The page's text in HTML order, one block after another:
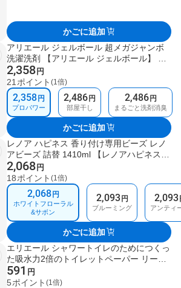
かごに追加
アリエール ジェルボール 超メガジャンボ
洗濯洗剤 【アリエール ジェルボール】 プ
ロパワー 62個入 / レギュラー 洗浄消臭 73
個入 / 部屋干し 73個入
2,358 円
21 ポイント (1倍)
2,358 円
プロパワー
2,486 円
部屋干し
2,486 円
まるごと洗剤消臭
かごに追加
レノア ハピネス 香り付け専用ビーズ レノ
アビーズ 詰替 1410ml 【レノアハピネス
アロマジュエル】 フローラル&サボン / ホ
ワイトムスク / アンティークローズ / パス
テルフローラル / ブルーミングブロッサム /
ホワイトティー
2,068 円
18ポイント (1倍)
2,068 円
ホワイトフローラル
&サボン
2,093 円
ブルーミング
2,093
アンティ
かごに追加
エリエール シャワートイレのためにつくっ
た吸水力2倍のトイレットペーパー リーフ
柄 12ロール 【エリエール】 トイレットペ
ーパー
591 円
5ポイント (1倍)